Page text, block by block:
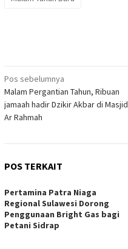
Navigasi
pos
Pos sebelumnya
Malam Pergantian Tahun, Ribuan
jamaah hadir Dzikir Akbar di Masjid
Ar Rahmah
POS TERKAIT
Pertamina Patra Niaga
Regional Sulawesi Dorong
Penggunaan Bright Gas bagi
Petani Sidrap